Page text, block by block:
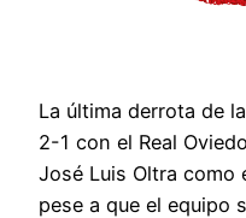
La última derrota de
2-1 con el Real
José Luis Oltra como
pese a que el equipo